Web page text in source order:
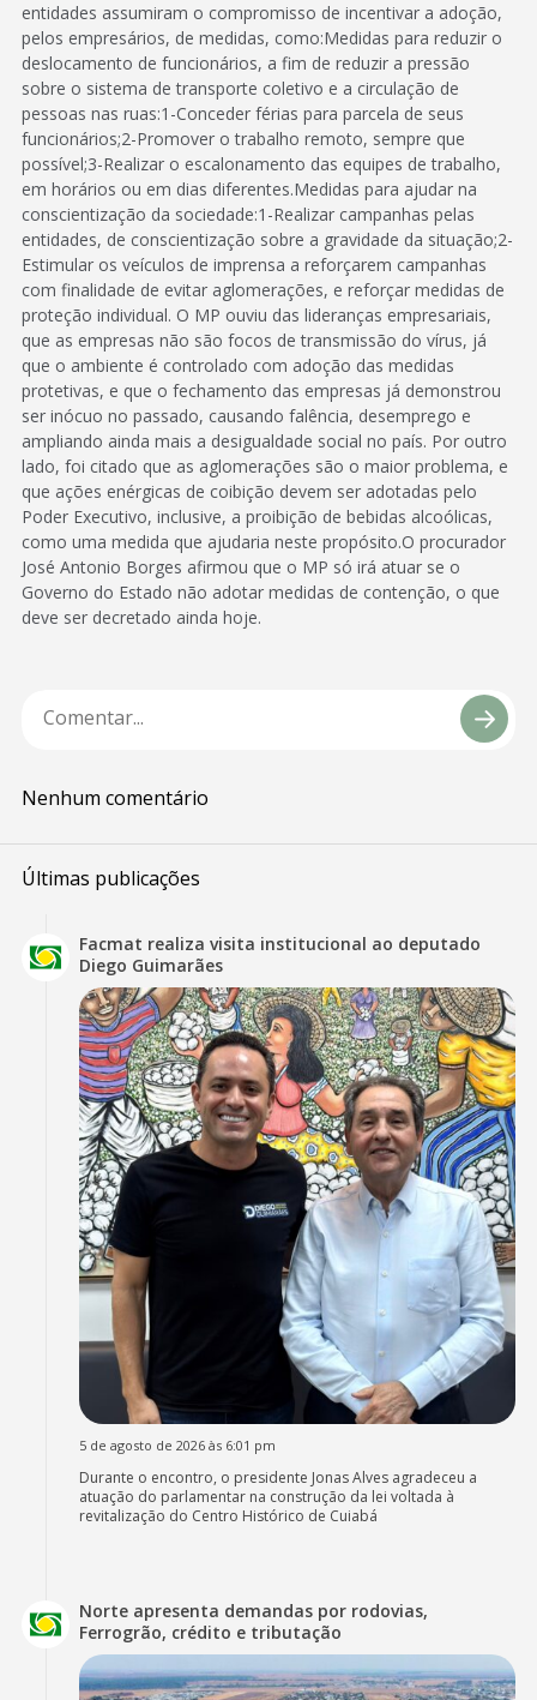
entidades assumiram o compromisso de incentivar a adoção,
pelos empresários, de medidas, como:Medidas para reduzir o
deslocamento de funcionários, a fim de reduzir a pressão
sobre o sistema de transporte coletivo e a circulação de
pessoas nas ruas:1-Conceder férias para parcela de seus
funcionários;2-Promover o trabalho remoto, sempre que
possível;3-Realizar o escalonamento das equipes de trabalho,
em horários ou em dias diferentes.Medidas para ajudar na
conscientização da sociedade:1-Realizar campanhas pelas
entidades, de conscientização sobre a gravidade da situação;2-
Estimular os veículos de imprensa a reforçarem campanhas
com finalidade de evitar aglomerações, e reforçar medidas de
proteção individual. O MP ouviu das lideranças empresariais,
que as empresas não são focos de transmissão do vírus, já
que o ambiente é controlado com adoção das medidas
protetivas, e que o fechamento das empresas já demonstrou
ser inócuo no passado, causando falência, desemprego e
ampliando ainda mais a desigualdade social no país. Por outro
lado, foi citado que as aglomerações são o maior problema, e
que ações enérgicas de coibição devem ser adotadas pelo
Poder Executivo, inclusive, a proibição de bebidas alcoólicas,
como uma medida que ajudaria neste propósito.O procurador
José Antonio Borges afirmou que o MP só irá atuar se o
Governo do Estado não adotar medidas de contenção, o que
deve ser decretado ainda hoje.
Nenhum comentário
Últimas publicações
Facmat realiza visita institucional ao deputado
Diego Guimarães
5 de agosto de 2026 às 6:01 pm
Durante o encontro, o presidente Jonas Alves agradeceu a
atuação do parlamentar na construção da lei voltada à
revitalização do Centro Histórico de Cuiabá
Norte apresenta demandas por rodovias,
Ferrogrão, crédito e tributação